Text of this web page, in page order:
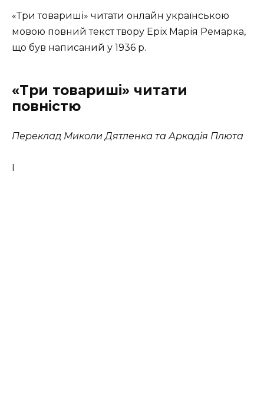
«Три товариші» читати онлайн українською
мовою повний текст твору Еріх Марія Ремарка,
що був написаний у 1936 р.
«Три товариші» читати
повністю
Переклад Миколи Дятленка та Аркадія Плюта
I